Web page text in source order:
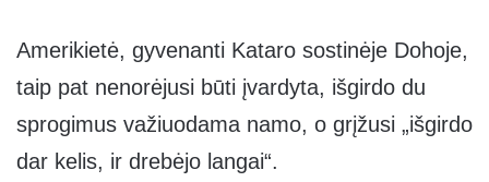
Amerikietė, gyvenanti Kataro sostinėje Dohoje,
taip pat nenorėjusi būti įvardyta, išgirdo du
sprogimus važiuodama namo, o grįžusi „išgirdo
dar kelis, ir drebėjo langai“.